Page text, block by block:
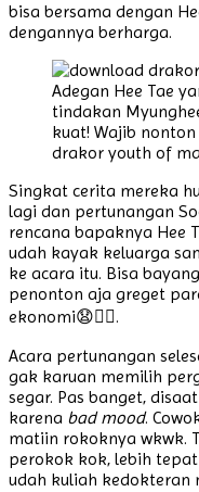
bisa bersama dengan
dengannya berharga.
Adegan Hee Tae
tindakan
kuat! Wajib
drakor youth of
Singkat cerita mereka
lagi dan pertunangan
rencana bapaknya Hee
udah kayak keluarga
ke acara itu. Bisa
penonton aja greget
ekonomi😧🤦‍♀️.
Acara pertunangan
gak karuan memilih
segar. Pas banget,
karena bad mood.
matiin rokoknya wkwk.
perokok kok, lebih
udah kuliah kedokteran